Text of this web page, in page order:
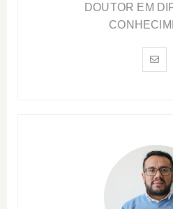
DOUTOR EM